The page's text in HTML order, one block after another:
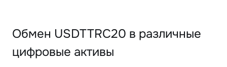
Обмен USDTTRC20 в различные
цифровые активы